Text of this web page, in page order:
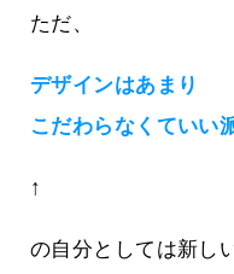
ただ、
デザインはあまり
こだわらなくていい
↑
の自分としては新し